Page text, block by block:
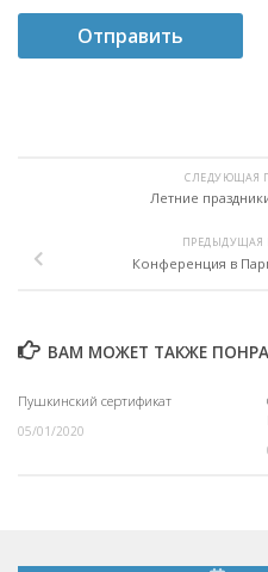
СЛЕДУЮЩАЯ
Летние
ПРЕДЫДУЩАЯ
Конференция в
ВАМ МОЖЕТ ТАКЖЕ
Пушкинский сертификат
05/01/2020